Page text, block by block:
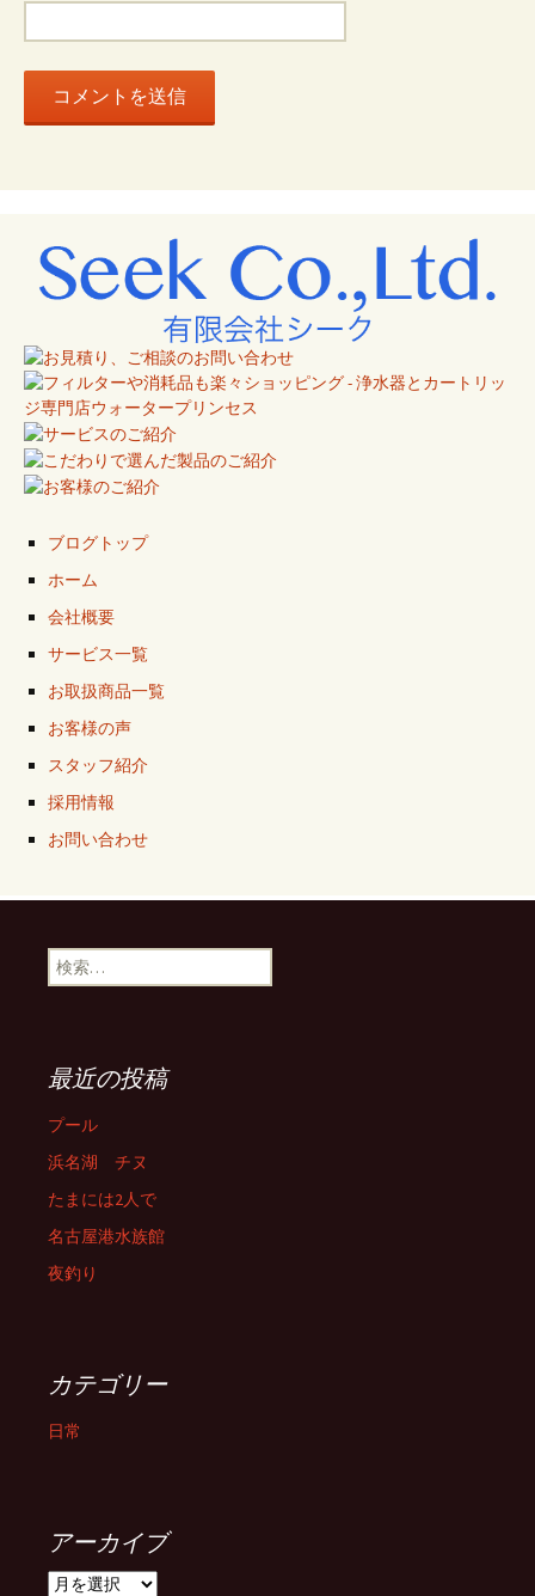
ブログトップ
ホーム
会社概要
サービス一覧
お取扱商品一覧
お客様の声
スタッフ紹介
採用情報
お問い合わせ
検
索:
最近の投稿
プール
浜名湖 チヌ
たまには2人で
名古屋港水族館
夜釣り
カテゴリー
日常
アーカイブ
ア